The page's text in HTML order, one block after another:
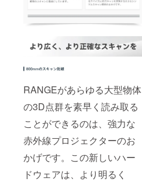
RANGEがあらゆる大型物体
の3D点群を素早く読み取る
ことができるのは、強力な
赤外線プロジェクターのお
かげです。この新しいハー
ドウェアは、より明るく